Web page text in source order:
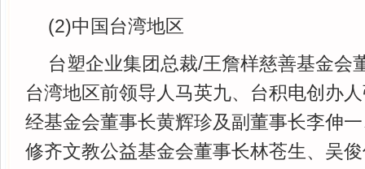
(2)中国台湾地区
台塑企业集团总裁/王詹样慈善基金会
台湾地区前领导人马英九、台积电创办
经基金会董事长黄辉珍及副董事长李伸
修齐文教公益基金会董事长林苍生、吴